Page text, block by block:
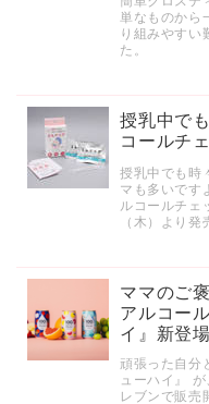
単なものから
り組みやすい
た。
授乳中で
コールチ
授乳中でも時
マも多いです
ルコールチェ
（木）より発
ママのご
アルコー
イ』新登場
頑張った自分
ューハイ』
レブンで販売